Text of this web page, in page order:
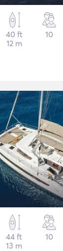
40 ft
12 m
10
44 ft
13 m
10